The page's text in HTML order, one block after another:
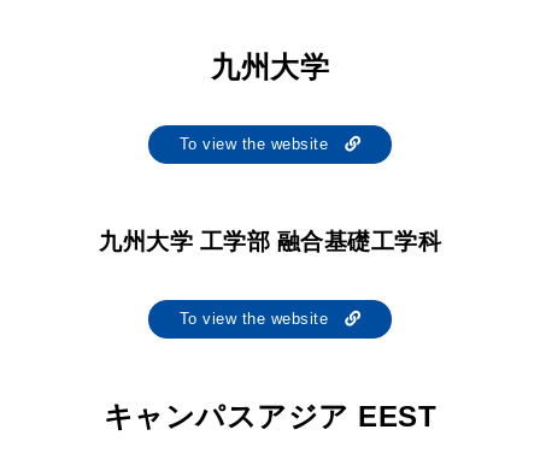
九州大学
To view the website
九州大学 工学部 融合基礎工学科
To view the website
キャンパスアジア EEST